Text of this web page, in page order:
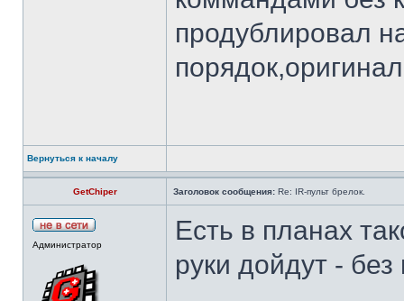
продублировал
Вернуться к началу
GetChiper Заголовок сообщения: Re: IR-пульт брелок.
Администратор
Есть в планах
руки дойдут -